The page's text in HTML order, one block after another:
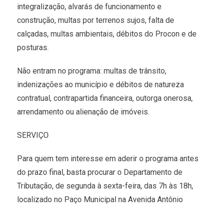
integralização, alvarás de funcionamento e
construção, multas por terrenos sujos, falta de
calçadas, multas ambientais, débitos do Procon e de
posturas.
Não entram no programa: multas de trânsito,
indenizações ao município e débitos de natureza
contratual, contrapartida financeira, outorga onerosa,
arrendamento ou alienação de imóveis.
SERVIÇO
Para quem tem interesse em aderir o programa antes
do prazo final, basta procurar o Departamento de
Tributação, de segunda à sexta-feira, das 7h às 18h,
localizado no Paço Municipal na Avenida Antônio